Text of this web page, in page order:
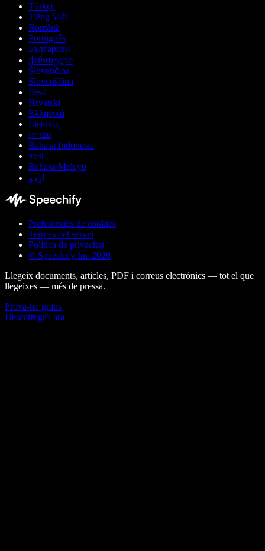
Türkçe
Tiếng Việt
Română
Português
Български
ქართული
Slovenčina
Slovenščina
Eesti
Hrvatski
Ελληνικά
Lietuvių
עברית
Bahasa Indonesia
বাংলা
Bahasa Melayu
اردو
Preferències de cookies
Termes del servei
Política de privacitat
© Speechify Inc 2026
Llegeix documents, articles, PDF i correus electrònics — tot el que
llegeixes — més de pressa.
Prova-ho gratis
Descarrega'l ara